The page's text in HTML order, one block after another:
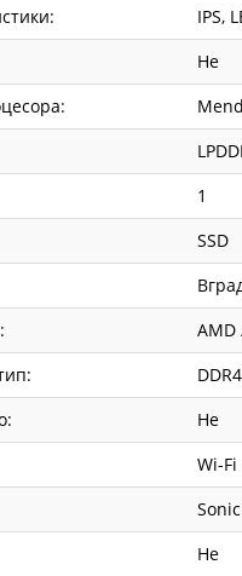
IPS,
Не
1
SSD
AMD
DDR4
Не
Wi-Fi
Не